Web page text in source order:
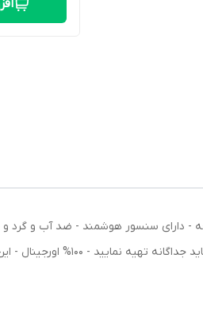
- دارای سنسور هوشمند - ضد آب و گرد
جهت استحکام در سرعت های زیاد - دارای نوری شفاف و یک دست